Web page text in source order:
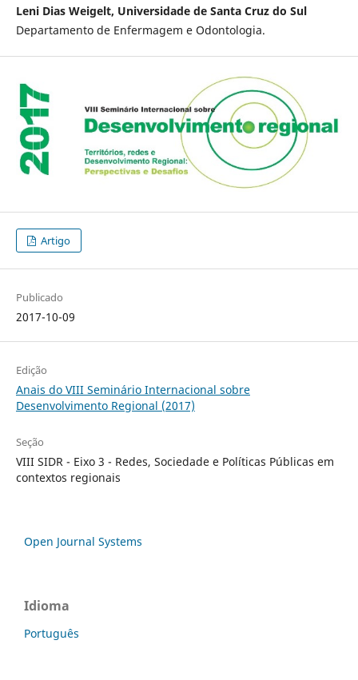
Leni Dias Weigelt, Universidade de Santa Cruz do Sul
Departamento de Enfermagem e Odontologia.
Artigo
Publicado
2017-10-09
Edição
Anais do VIII Seminário Internacional sobre
Desenvolvimento Regional (2017)
Seção
VIII SIDR - Eixo 3 - Redes, Sociedade e Políticas Públicas em
contextos regionais
Open Journal Systems
Idioma
Português